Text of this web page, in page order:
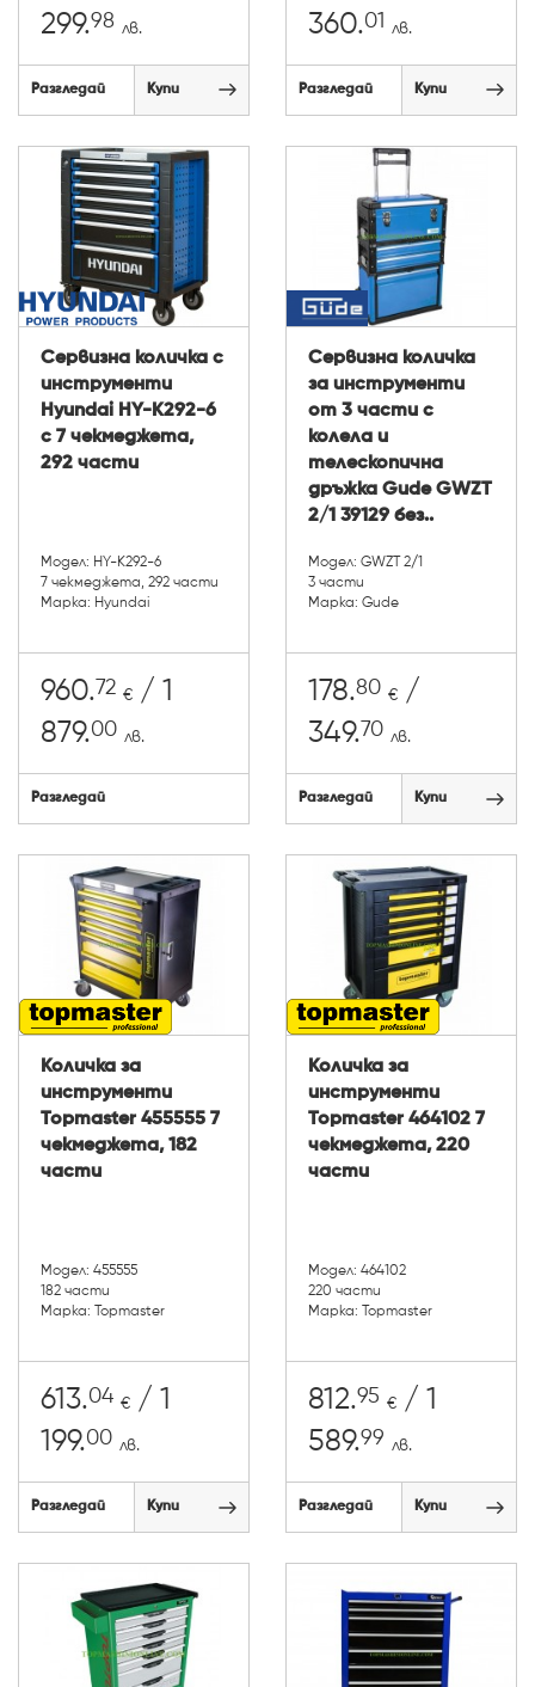
299.98 лв.
Разгледай Купи
360.01 лв.
Разгледай Купи
Сервизна количка с
инструменти
Hyundai HY-K292-6
с 7 чекмеджета,
292 части
Модел: HY-K292-6
7 чекмеджета, 292 части
Марка: Hyundai
960.72 € / 1
879.00 лв.
Разгледай
Сервизна количка
за инструменти
от 3 части с
колела и
телескопична
дръжка Gude GWZT
2/1 39129 без..
Модел: GWZT 2/1
3 части
Марка: Gude
178.80 € /
349.70 лв.
Разгледай Купи
Количка за
инструменти
Topmaster 455555 7
чекмеджета, 182
части
Модел: 455555
182 части
Марка: Topmaster
613.04 € / 1
199.00 лв.
Разгледай Купи
Количка за
инструменти
Topmaster 464102 7
чекмеджета, 220
части
Модел: 464102
220 части
Марка: Topmaster
812.95 € / 1
589.99 лв.
Разгледай Купи